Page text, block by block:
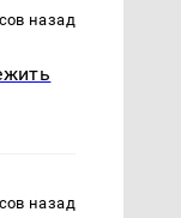
назад
назад